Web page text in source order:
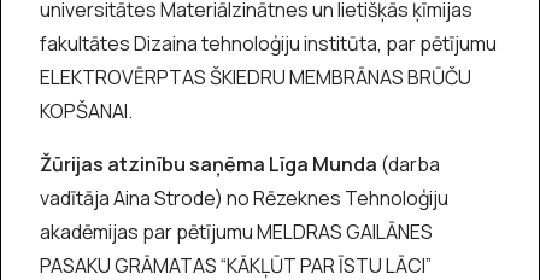
universitātes Materiālzinātnes un lietišķās ķīmijas
fakultātes Dizaina tehnoloģiju institūta, par pētījumu
ELEKTROVĒRPTAS ŠKIEDRU MEMBRĀNAS BRŪČU
KOPŠANAI.
Žūrijas atzinību saņēma Līga Munda (darba
vadītāja Aina Strode) no Rēzeknes Tehnoloģiju
akadēmijas par pētījumu MELDRAS GAILĀNES
PASAKU GRĀMATAS “KĀKĻŪT PAR ĪSTU LĀCI”